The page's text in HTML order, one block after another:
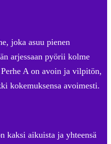
joka asuu pienen
arjessaan pyörii kolme
A on avoin ja vilpitön,
kokemuksensa avoimesti.
kaksi aikuista ja yhteensä